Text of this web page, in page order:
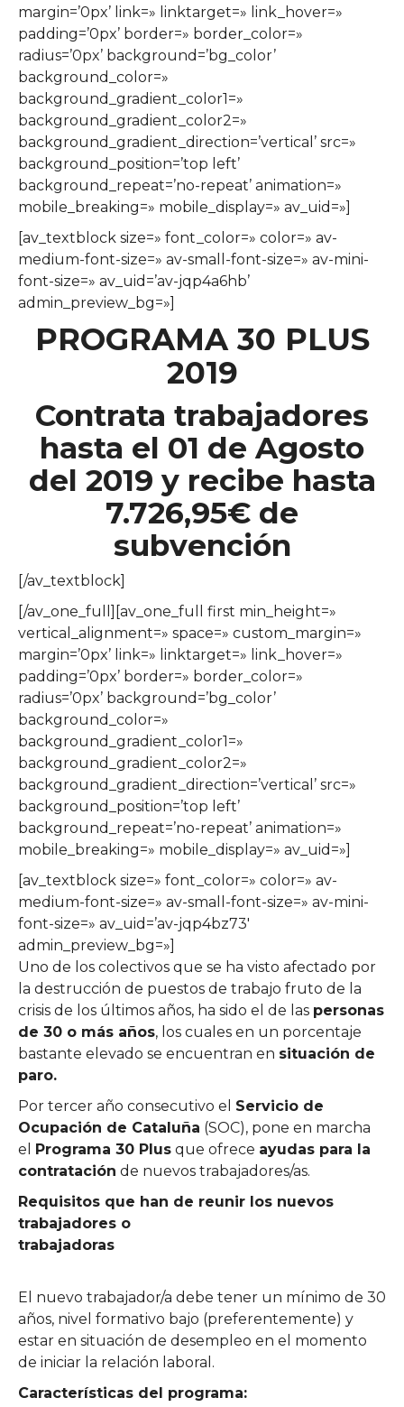
margin=’0px’ link=» linktarget=» link_hover=»
padding=’0px’ border=» border_color=»
radius=’0px’ background=’bg_color’
background_color=»
background_gradient_color1=»
background_gradient_color2=»
background_gradient_direction=’vertical’ src=»
background_position=’top left’
background_repeat=’no-repeat’ animation=»
mobile_breaking=» mobile_display=» av_uid=»]
[av_textblock size=» font_color=» color=» av-
medium-font-size=» av-small-font-size=» av-mini-
font-size=» av_uid=’av-jqp4a6hb’
admin_preview_bg=»]
PROGRAMA 30 PLUS
2019
Contrata trabajadores
hasta el 01 de Agosto
del 2019 y recibe hasta
7.726,95€ de
subvención
[/av_textblock]
[/av_one_full][av_one_full first min_height=»
vertical_alignment=» space=» custom_margin=»
margin=’0px’ link=» linktarget=» link_hover=»
padding=’0px’ border=» border_color=»
radius=’0px’ background=’bg_color’
background_color=»
background_gradient_color1=»
background_gradient_color2=»
background_gradient_direction=’vertical’ src=»
background_position=’top left’
background_repeat=’no-repeat’ animation=»
mobile_breaking=» mobile_display=» av_uid=»]
[av_textblock size=» font_color=» color=» av-
medium-font-size=» av-small-font-size=» av-mini-
font-size=» av_uid=’av-jqp4bz73′
admin_preview_bg=»]
Uno de los colectivos que se ha visto afectado por
la destrucción de puestos de trabajo fruto de la
crisis de los últimos años, ha sido el de las personas
de 30 o más años, los cuales en un porcentaje
bastante elevado se encuentran en situación de
paro.
Por tercer año consecutivo el Servicio de
Ocupación de Cataluña (SOC), pone en marcha
el Programa 30 Plus que ofrece ayudas para la
contratación de nuevos trabajadores/as.
Requisitos que han de reunir los nuevos
trabajadores o
trabajadoras
El nuevo trabajador/a debe tener un mínimo de 30
años, nivel formativo bajo (preferentemente) y
estar en situación de desempleo en el momento
de iniciar la relación laboral.
Características del programa: